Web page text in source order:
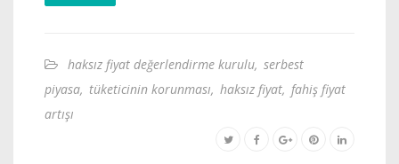
haksız fiyat değerlendirme kurulu, serbest
piyasa, tüketicinin korunması, haksız fiyat, fahiş fiyat
artışı